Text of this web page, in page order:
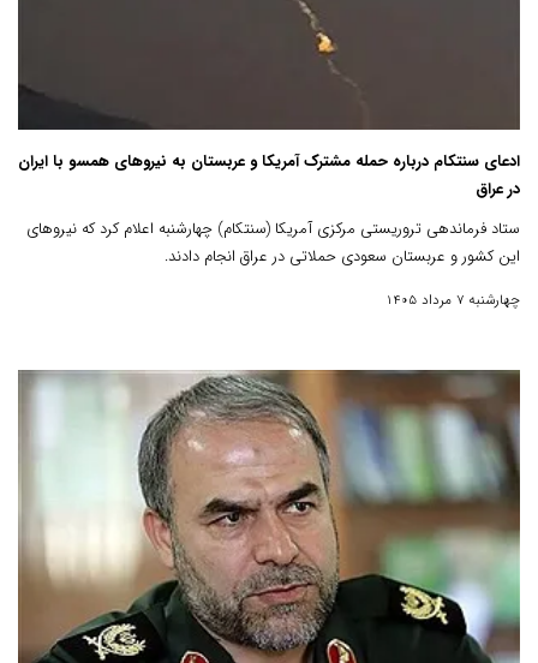
ادعای سنتکام درباره حمله مشترک آمریکا و عربستان به نیروهای همسو با ایران
در عراق
ستاد فرماندهی تروریستی مرکزی آمریکا (سنتکام) چهارشنبه اعلام کرد که نیروهای
این کشور و عربستان سعودی حملاتی در عراق انجام دادند.
چهارشنبه 7 مرداد 1405